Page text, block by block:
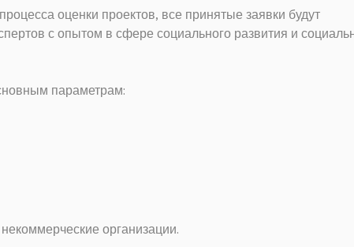
оценки проектов, все принятые заявки будут
с опытом в сфере социального развития и
параметрам:
организации.